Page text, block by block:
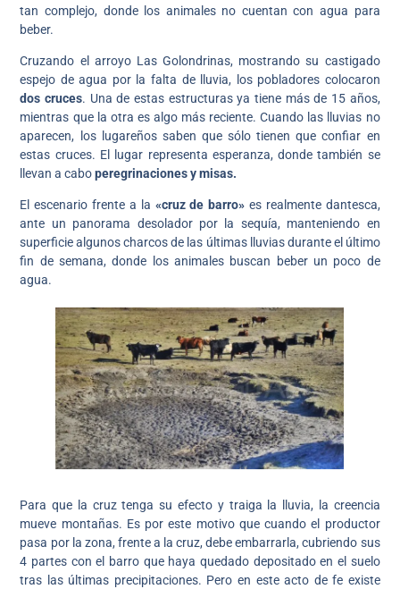
tan complejo, donde los animales no cuentan con agua para
beber.
Cruzando el arroyo Las Golondrinas, mostrando su castigado
espejo de agua por la falta de lluvia, los pobladores colocaron
dos cruces. Una de estas estructuras ya tiene más de 15 años,
mientras que la otra es algo más reciente. Cuando las lluvias no
aparecen, los lugareños saben que sólo tienen que confiar en
estas cruces. El lugar representa esperanza, donde también se
llevan a caboperegrinaciones y misas.
El escenario frente a la «cruz de barro» es realmente dantesca,
ante un panorama desolador por la sequía, manteniendo en
superficie algunos charcos de las últimas lluvias durante el último
fin de semana, donde los animales buscan beber un poco de
agua.
Para que la cruz tenga su efecto y traiga la lluvia, la creencia
mueve montañas. Es por este motivo que cuando el productor
pasa por la zona, frente a la cruz, debe embarrarla, cubriendo sus
4 partes con el barro que haya quedado depositado en el suelo
tras las últimas precipitaciones. Pero en este acto de fe existe